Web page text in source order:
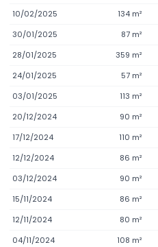
10/02/2025
134 m²
30/01/2025
87 m²
28/01/2025
359 m²
24/01/2025
57 m²
03/01/2025
113 m²
20/12/2024
90 m²
17/12/2024
110 m²
12/12/2024
86 m²
03/12/2024
90 m²
15/11/2024
86 m²
12/11/2024
80 m²
04/11/2024
108 m²